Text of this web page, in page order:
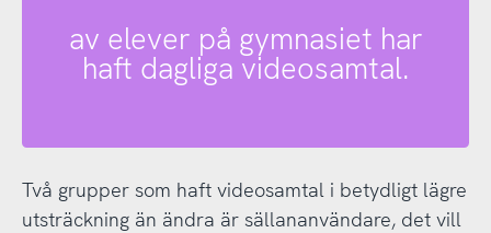
av elever på gymnasiet har
haft dagliga videosamtal.
Två grupper som haft videosamtal i betydligt lägre
utsträckning än ändra är sällananvändare, det vill